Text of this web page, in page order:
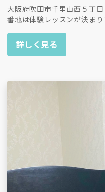
大阪府吹田市千里山西５丁目
番地は体験レッスンが決まり
詳しく見る